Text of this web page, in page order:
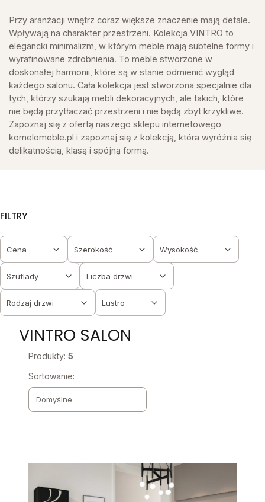
Przy aranżacji wnętrz coraz większe znaczenie mają detale.
Wpływają na charakter przestrzeni. Kolekcja VINTRO to
elegancki minimalizm, w którym meble mają subtelne formy i
wyrafinowane zdrobnienia. To meble stworzone w
doskonałej harmonii, które są w stanie odmienić wygląd
każdego salonu. Cała kolekcja jest stworzona specjalnie dla
tych, którzy szukają mebli dekoracyjnych, ale takich, które
nie będą przytłaczać przestrzeni i nie będą zbyt krzykliwe.
Zapoznaj się z ofertą naszego sklepu internetowego
kornelomeble.pl i zapoznaj się z kolekcją, która wyróżnia się
delikatnością, klasą i spójną formą.
FILTRY
Cena Szerokość Wysokość
Szuflady Liczba drzwi
Rodzaj drzwi Lustro
Koniec filtrów
VINTRO SALON
Produkty: 5
Lista produktów
Sortowanie:
Domyślne